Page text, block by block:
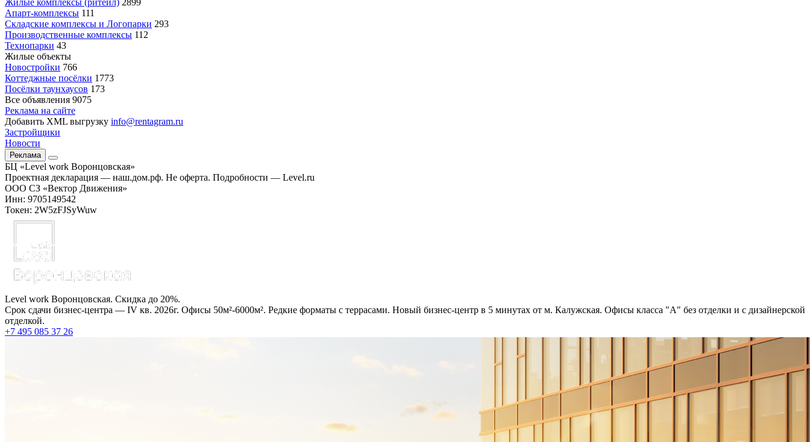
Жилые комплексы (ритейл) 2899
Апарт-комплексы 111
Складские комплексы и Логопарки 293
Производственные комплексы 112
Технопарки 43
Жилые объекты
Новостройки 766
Коттеджные посёлки 1773
Посёлки таунхаусов 173
Все объявления 9075
Реклама на сайте
Добавить XML выгрузку info@rentagram.ru
Застройщики
Новости
Реклама
БЦ «Level work Воронцовская»
Проектная декларация — наш.дом.рф. Не оферта. Подробности — Level.ru
ООО СЗ «Вектор Движения»
Инн: 9705149542
Токен: 2W5zFJSyWuw
Level work Воронцовская. Скидка до 20%.
Срок сдачи бизнес-центра — IV кв. 2026г. Офисы 50м²-6000м². Редкие форматы с террасами. Новый бизнес-центр в 5 минутах от м. Калужская. Офисы класса "А" без отделки и с дизайнерской
отделкой.
+7 495 085 37 26